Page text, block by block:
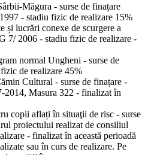
Măgura - surse de finațare
- stadiu fizic de realizare 15%
și lucrări conexe de scurgere a
7/ 2006 - stadiu fizic de realizare -
normal Ungheni - surse de
de realizare 45%
Cultural - surse de finațare -
Masura 322 - finalizat în
copii aflați în situaţii de risc - surse
proiectului realizat de consiliul
- finalizat în această perioadă
sau în curs de realizare. Pe